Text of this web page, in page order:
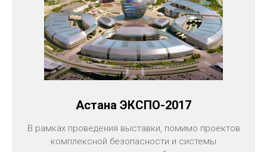
Астана ЭКСПО-2017
В рамках проведения выставки, помимо проектов
комплексной безопасности и системы